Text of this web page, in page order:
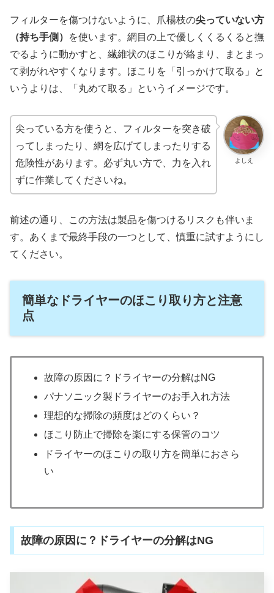
フィルターを傷つけないように、爪楊枝の尖っていない方
（持ち手側）
を使います。網目の上で優しくくるくると撫
でるように動かすと、繊維状のほこりが絡まり、まとまっ
て剥がれやすくなります。ほこりを「引っかけて取る」と
いうよりは、「丸めて取る」というイメージです。
よしえ
尖っている方を使うと、フィルターを突き破
ってしまったり、網を広げてしまったりする
危険性があります。必ず丸い方で、力を入れ
ずに作業してくださいね。
前述の通り、この方法は製品を傷つけるリスクも伴いま
す。あくまで最終手段の一つとして、慎重に試すようにし
てください。
簡単なドライヤーのほこり取り方と注意
点
故障の原因に？ドライヤーの分解はNG
パナソニック製ドライヤーのお手入れ方法
理想的な掃除の頻度はどのくらい？
ほこり防止で掃除を楽にする保管のコツ
ドライヤーのほこりの取り方を簡単におさら
い
故障の原因に？ドライヤーの分解はNG